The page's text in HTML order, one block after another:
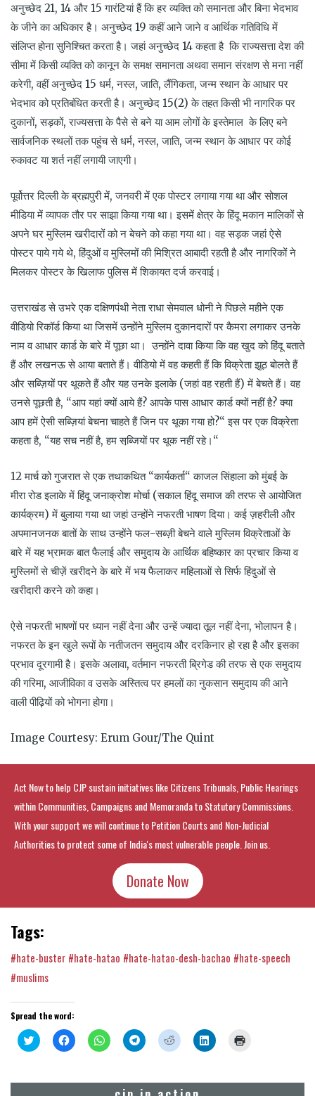
अनुच्छेद 21, 14 और 15 गारंटियां हैं कि हर व्यक्ति को समानता और बिना भेदभाव
के जीने का अधिकार है। अनुच्छेद 19 कहीं आने जाने व आर्थिक गतिविधि में
संलिप्त होना सुनिश्चित करता है। जहां अनुच्छेद 14 कहता है कि राज्यसत्ता देश की
सीमा में किसी व्यक्ति को कानून के समक्ष समानता अथवा समान संरक्षण से मना नहीं
करेगी, वहीं अनुच्छेद 15 धर्म, नस्ल, जाति, लैंगिकता, जन्म स्थान के आधार पर
भेदभाव को प्रतिबंधित करती है। अनुच्छेद 15(2) के तहत किसी भी नागरिक पर
दुकानों, सड़कों, राज्यसत्ता के पैसे से बने या आम लोगों के इस्तेमाल के लिए बने
सार्वजनिक स्थलों तक पहुंच से धर्म, नस्ल, जाति, जन्म स्थान के आधार पर कोई
रुकावट या शर्त नहीं लगायी जाएगी।
पूर्वोत्तर दिल्ली के ब्रह्मपुरी में, जनवरी में एक पोस्टर लगाया गया था और सोशल
मीडिया में व्यापक तौर पर साझा किया गया था। इसमें क्षेत्र के हिंदू मकान मालिकों से
अपने घर मुस्लिम खरीदारों को न बेचने को कहा गया था। वह सड़क जहां ऐसे
पोस्टर पाये गये थे, हिंदुओं व मुस्लिमों की मिश्रित आबादी रहती है और नागरिकों ने
मिलकर पोस्टर के खिलाफ पुलिस में शिकायत दर्ज करवाई।
उत्तराखंड से उभरे एक दक्षिणपंथी नेता राधा सेमवाल धोनी ने पिछले महीने एक
वीडियो रिकॉर्ड किया था जिसमें उन्होंने मुस्लिम दुकानदारों पर कैमरा लगाकर उनके
नाम व आधार कार्ड के बारे में पूछा था। उन्होंने दावा किया कि वह खुद को हिंदू बताते
हैं और लखनऊ से आया बताते हैं। वीडियो में वह कहती हैं कि विक्रेता झूठ बोलते हैं
और सब्ज़ियों पर थूकते हैं और यह उनके इलाके (जहां वह रहती हैं) में बेचते हैं। वह
उनसे पूछती है, “आप यहां क्यों आये हैं? आपके पास आधार कार्ड क्यों नहीं है? क्या
आप हमें ऐसी सब्ज़ियां बेचना चाहते हैं जिन पर थूका गया हो?“ इस पर एक विक्रेता
कहता है, “यह सच नहीं है, हम सब्जि़यों पर थूक नहीं रहे।“
12 मार्च को गुजरात से एक तथाकथित “कार्यकर्ता“ काजल सिंहाला को मुंबई के
मीरा रोड इलाके में हिंदू जनाक्रोश मोर्चा (सकाल हिंदू समाज की तरफ से आयोजित
कार्यक्रम) में बुलाया गया था जहां उन्होंने नफरती भाषण दिया। कई ज़हरीली और
अपमानजनक बातों के साथ उन्होंने फल-सब्ज़ी बेचने वाले मुस्लिम विक्रेताओं के
बारे में यह भ्रामक बात फैलाई और समुदाय के आर्थिक बहिष्कार का प्रचार किया व
मुस्लिमों से चीज़ें खरीदने के बारे में भय फैलाकर महिलाओं से सिर्फ हिंदुओं से
खरीदारी करने को कहा।
ऐसे नफरती भाषणों पर ध्यान नहीं देना और उन्हें ज्यादा तूल नहीं देना, भोलापन है।
नफरत के इन खुले रूपों के नतीजतन समुदाय और दरकिनार हो रहा है और इसका
प्रभाव दूरगामी है। इसके अलावा, वर्तमान नफरती ब्रिगेड की तरफ से एक समुदाय
की गरिमा, आजीविका व उसके अस्तित्व पर हमलों का नुकसान समुदाय की आने
वाली पीढ़ियों को भोगना होगा।
Image Courtesy: Erum Gour/The Quint
Act Now to help CJP sustain initiatives like Citizens Tribunals, Public Hearings
within Communities, Campaigns and Memoranda to Statutory Commissions.
With your support we will continue to Petition Courts and Non-Judicial
Authorities to protect some of India's most vulnerable people. Join us.
Donate Now
Tags:
#hate-buster #hate-hatao #hate-hatao-desh-bachao #hate-speech
#muslims
Spread the word:
Click
to
(Opens
Click
to
(Opens
Click
to
(Opens
Click
to
(Opens
in
Click
to
(Opens
in
Click
to
(Opens new